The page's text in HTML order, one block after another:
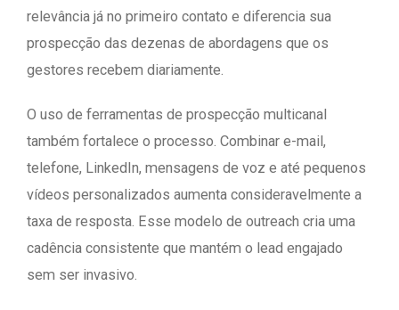
relevância já no primeiro contato e diferencia sua
prospecção das dezenas de abordagens que os
gestores recebem diariamente.
O uso de ferramentas de prospecção multicanal
também fortalece o processo. Combinar e-mail,
telefone, LinkedIn, mensagens de voz e até pequenos
vídeos personalizados aumenta consideravelmente a
taxa de resposta. Esse modelo de outreach cria uma
cadência consistente que mantém o lead engajado
sem ser invasivo.